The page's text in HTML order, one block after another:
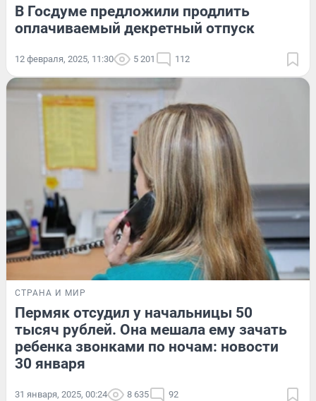
В Госдуме предложили продлить
оплачиваемый декретный отпуск
12 февраля, 2025, 11:30 5 201 112
СТРАНА И МИР
Пермяк отсудил у начальницы 50
тысяч рублей. Она мешала ему зачать
ребенка звонками по ночам: новости
30 января
31 января, 2025, 00:24 8 635 92